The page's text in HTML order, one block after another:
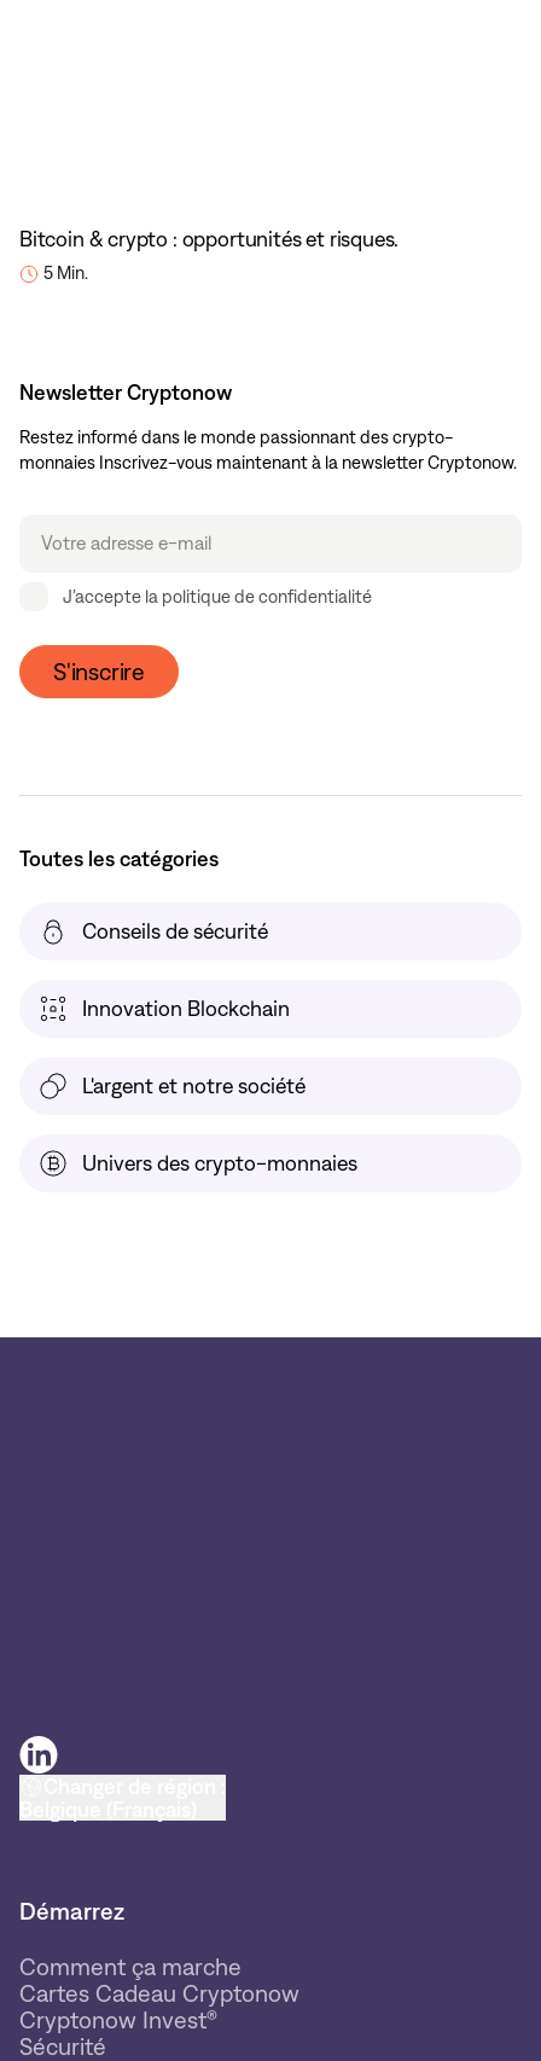
Bitcoin & crypto : opportunités et risques.
5 Min.
Newsletter Cryptonow
Restez informé dans le monde passionnant des crypto-
monnaies Inscrivez-vous maintenant à la newsletter Cryptonow.
J’accepte la politique de confidentialité
S'inscrire
Toutes les catégories
Conseils de sécurité
Innovation Blockchain
L'argent et notre société
Univers des crypto-monnaies
Démarrez
Comment ça marche
Cartes Cadeau Cryptonow
Cryptonow Invest®
Sécurité